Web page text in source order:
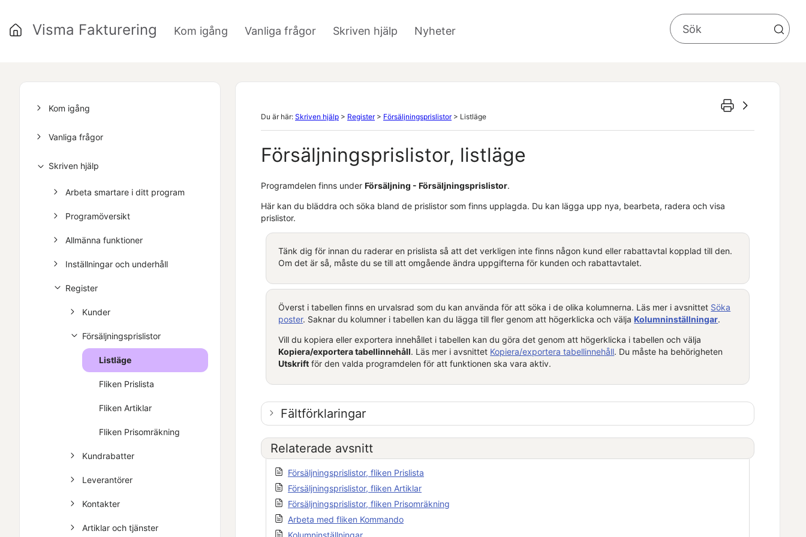
Kom igång Vanliga frågor Skriven hjälp Nyheter
Visma Fakturering
Kom igång
Vanliga frågor
Skriven hjälp
Arbeta smartare i ditt program
Programöversikt
Allmänna funktioner
Inställningar och underhåll
Register
Kunder
Försäljningsprislistor
Listläge
Fliken Prislista
Fliken Artiklar
Fliken Prisomräkning
Kundrabatter
Leverantörer
Kontakter
Artiklar och tjänster
Du är här: Skriven hjälp > Register> Försäljningsprislistor> Listläge
Försäljningsprislistor, listläge
Programdelen finns under Försäljning - Försäljningsprislistor.
Här kan du bläddra och söka bland de prislistor som finns upplagda. Du kan lägga upp nya, bearbeta, radera och visa
prislistor.
Tänk dig för innan du raderar en prislista så att det verkligen inte finns någon kund eller rabattavtal kopplad till den.
Om det är så, måste du se till att omgående ändra uppgifterna för kunden och rabattavtalet.
Överst i tabellen finns en urvalsrad som du kan använda för att söka i de olika kolumnerna. Läs mer i avsnittet Söka
poster. Saknar du kolumner i tabellen kan du lägga till fler genom att högerklicka och välja Kolumninställningar.
Vill du kopiera eller exportera innehållet i tabellen kan du göra det genom att högerklicka i tabellen och välja
Kopiera/exportera tabellinnehåll. Läs mer i avsnittet Kopiera/exportera tabellinnehåll. Du måste ha behörigheten
Utskrift för den valda programdelen för att funktionen ska vara aktiv.
Fältförklaringar
Relaterade avsnitt
Försäljningsprislistor, fliken Prislista
Försäljningsprislistor, fliken Artiklar
Försäljningsprislistor, fliken Prisomräkning
Arbeta med fliken Kommando